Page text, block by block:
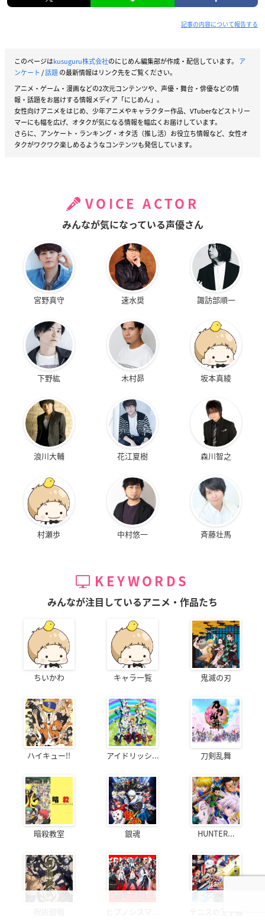
記事の内容について報告する
このページはkusuguru株式会社のにじめん編集部が作成・配信しています。 ア
ンケート /話題の最新情報はリンク先をご覧ください。
アニメ・ゲーム・漫画などの2次元コンテンツや、声優・舞台・俳優などの情
報・話題をお届けする情報メディア「にじめん」。
女性向けアニメをはじめ、少年アニメやキャラクター作品、VTuberなどストリー
マーにも幅を広げ、オタクが気になる情報を幅広くお届けしています。
さらに、アンケート・ランキング・オタ活（推し活）お役立ち情報など、女性オ
タクがワクワク楽しめるようなコンテンツも発信しています。
VOICE ACTOR
みんなが気になっている声優さん
宮野真守 速水奨 諏訪部順一
下野紘 木村昴 坂本真綾
浪川大輔 花江夏樹 森川智之
村瀬歩 中村悠一 斉藤壮馬
KEYWORDS
みんなが注目しているアニメ・作品たち
ちいかわ キャラ一覧 鬼滅の刃
ハイキュー!! アイドリッシ... 刀剣乱舞
暗殺教室 銀魂 HUNTER...